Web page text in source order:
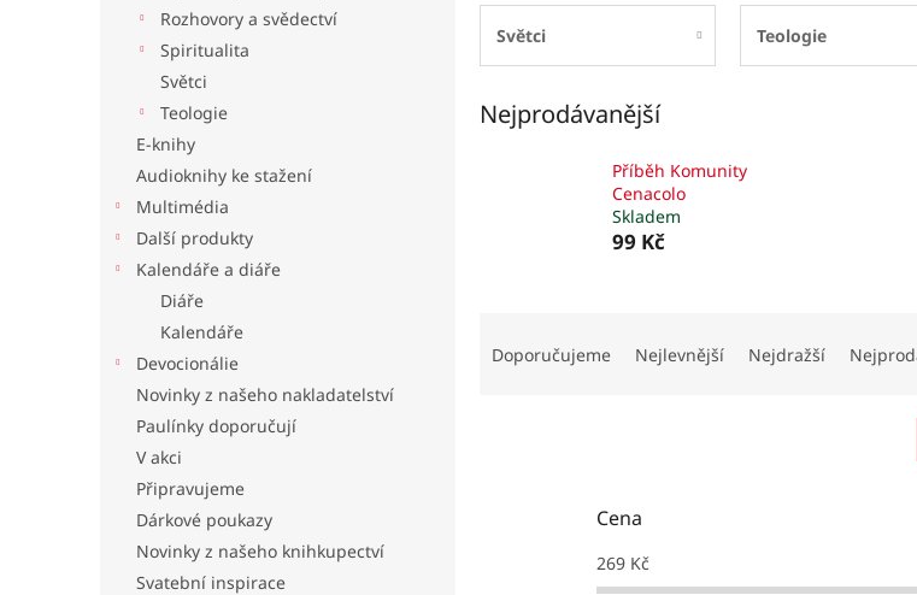
Rozhovory a svědectví
Spiritualita
Světci
Teologie
E-knihy
Audioknihy ke stažení
Multimédia
Další produkty
Kalendáře a diáře
Diáře
Kalendáře
Devocionálie
Novinky z našeho nakladatelství
Paulínky doporučují
V akci
Připravujeme
Dárkové poukazy
Novinky z našeho knihkupectví
Svatební inspirace
Světci Teologie
Nejprodávanější
Příběh Komunity
Cenacolo
Skladem
99 Kč
Doporučujeme Nejlevnější Nejdražší
Cena
269Kč